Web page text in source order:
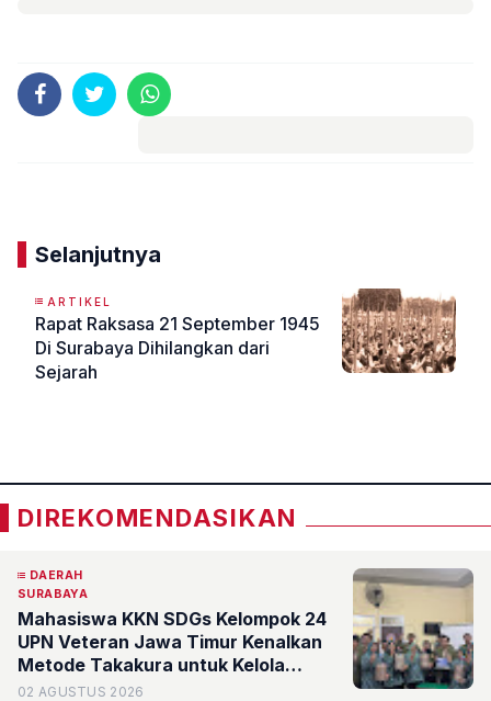
Selanjutnya
ARTIKEL
Rapat Raksasa 21 September 1945
Di Surabaya Dihilangkan dari
Sejarah
DIREKOMENDASIKAN
DAERAH
SURABAYA
Mahasiswa KKN SDGs Kelompok 24
UPN Veteran Jawa Timur Kenalkan
Metode Takakura untuk Kelola
Sampah Organik di RW 3 Simomulyo
02 AGUSTUS 2026